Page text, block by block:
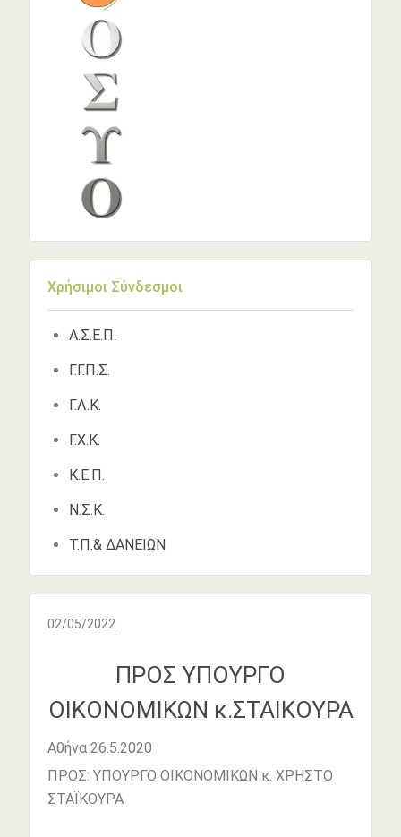
Χρήσιμοι Σύνδεσμοι
Α.Σ.Ε.Π.
Γ.Γ.Π.Σ.
Γ.Λ.Κ.
Γ.Χ.Κ.
Κ.Ε.Π.
Ν.Σ.Κ.
Τ.Π.& ΔΑΝΕΙΩΝ
02/05/2022
ΠΡΟΣ ΥΠΟΥΡΓΟ
ΟΙΚΟΝΟΜΙΚΩΝ κ.ΣΤΑΙΚΟΥΡΑ
Αθήνα 26.5.2020
ΠΡΟΣ: ΥΠΟΥΡΓΟ ΟΙΚΟΝΟΜΙΚΩΝ κ. ΧΡΗΣΤΟ
ΣΤΑΪΚΟΥΡΑ